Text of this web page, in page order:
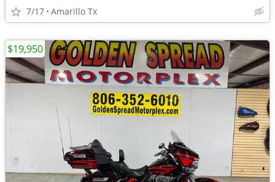
7/17 Amarillo Tx
$19,950